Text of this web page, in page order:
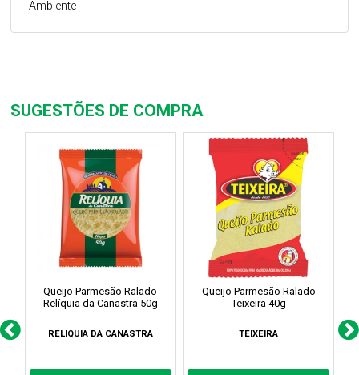
Ambiente
SUGESTÕES DE COMPRA
Queijo Parmesão Ralado
Relíquia da Canastra 50g
RELIQUIA DA CANASTRA
Queijo Parmesão Ralado
Teixeira 40g
TEIXEIRA